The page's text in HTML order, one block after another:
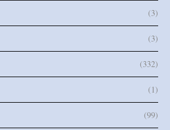
(3)
(3)
(332)
(1)
(99)